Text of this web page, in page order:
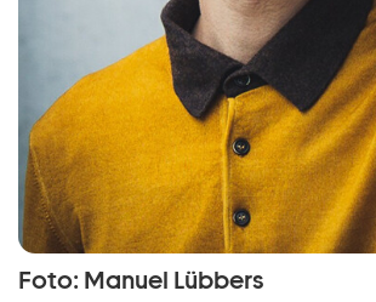
Foto: Manuel Lübbers